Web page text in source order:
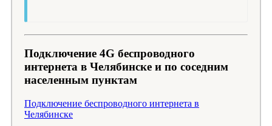
Подключение 4G беспроводного
интернета в Челябинске и по соседним
населенным пунктам
Подключение беспроводного интернета в
Челябинске